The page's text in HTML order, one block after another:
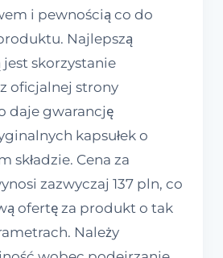
i pewnością co do
Najlepszą
skorzystanie
oficjalnej strony
daje gwarancję
kapsułek o
składzie. Cena za
zazwyczaj 137 pln, co
ofertę za produkt o tak
Należy